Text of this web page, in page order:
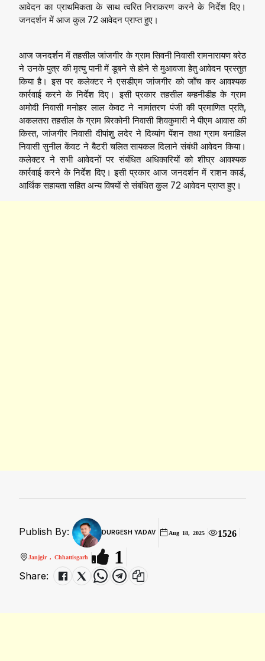
आवेदन का प्राथमिकता के साथ त्वरित निराकरण करने के निर्देश दिए।
जनदर्शन में आज कुल 72 आवेदन प्राप्त हुए।
आज जनदर्शन में तहसील जांजगीर के ग्राम सिवनी निवासी रामनारायण बरेठ
ने उनके पुत्र की मृत्यु पानी में डूबने से होने से मुआवजा हेतु आवेदन प्रस्तुत
किया है। इस पर कलेक्टर ने एसडीएम जांजगीर को जाँच कर आवश्यक
कार्रवाई करने के निर्देश दिए। इसी प्रकार तहसील बम्हनीडीह के ग्राम
अमोदी निवासी मनोहर लाल केवट ने नामांतरण पंजी की प्रमाणित प्रति,
अकलतरा तहसील के ग्राम बिरकोनी निवासी शिवकुमारी ने पीएम आवास की
किस्त, जांजगीर निवासी दीपांशु लदेर ने दिव्यांग पेंशन तथा ग्राम बनाहिल
निवासी सुनील केंवट ने बैटरी चलित सायकल दिलाने संबंधी आवेदन किया।
कलेक्टर ने सभी आवेदनों पर संबंधित अधिकारियों को शीघ्र आवश्यक
कार्रवाई करने के निर्देश दिए। इसी प्रकार आज जनदर्शन में राशन कार्ड,
आर्थिक सहायता सहित अन्य विषयों से संबंधित कुल 72 आवेदन प्राप्त हुए।
Publish By: DURGESH YADAV Aug 18, 2025 1526
Janjgir , Chhattisgarh 1
Share: